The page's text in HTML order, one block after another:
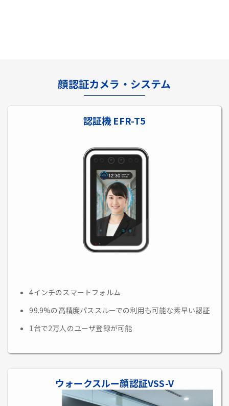
顔認証カメラ・システム
認証機 EFR-T5
4インチのスマートフォルム
99.9%の高精度パススルーでの利用も可能な素早い認証
1台で2万人のユーザ登録が可能
ウォークスルー顔認証VSS-V